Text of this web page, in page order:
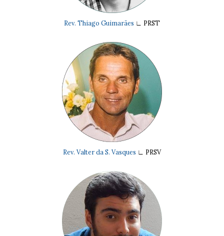
Rev. Thiago Guimarães ∟ PRST
Rev. Valter da S. Vasques ∟ PRSV